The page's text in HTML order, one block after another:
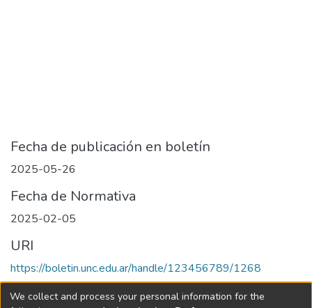
Fecha de publicación en boletín
2025-05-26
Fecha de Normativa
2025-02-05
URI
https://boletin.unc.edu.ar/handle/123456789/1268
Collections
We collect and process your personal information for the